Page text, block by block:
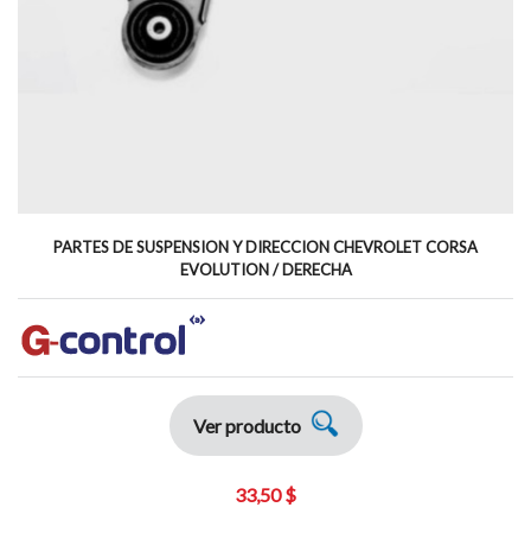
PARTES DE SUSPENSION Y DIRECCION CHEVROLET CORSA
EVOLUTION / DERECHA
Ver producto
33,50 $